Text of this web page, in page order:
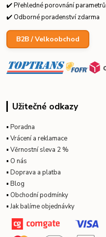
✔️ Přehledné porovnání parametrů
✔️ Odborné poradenství zdarma
B2B / Velkoobchod
Užitečné odkazy
▪Poradna
▪Vrácení a reklamace
▪Věrnostní sleva 2 %
▪ O nás
▪Doprava a platba
▪Blog
▪ Obchodní podmínky
▪Jak balíme objednávky